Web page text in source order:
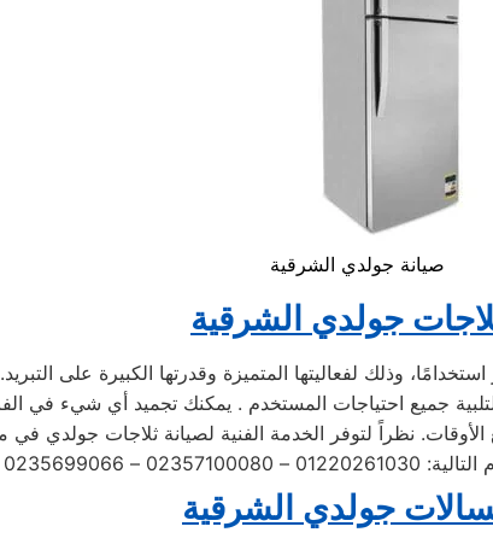
صيانة جولدي الشرقية
جولدي الشرقية
وذلك لفعاليتها المتميزة وقدرتها الكبيرة على
جولدي الشرقية